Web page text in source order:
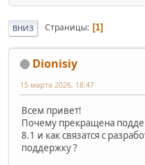
ВНИЗ Страницы 1
Dionisiy
15 марта 2026, 18:47
Всем привет!
Почему прекращена
8.1 и как связатся с
поддержку ?